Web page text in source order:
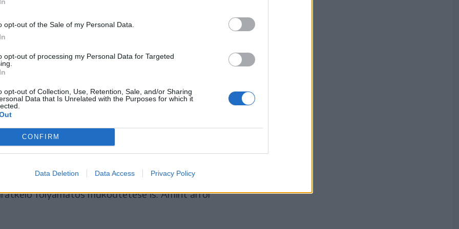
opt-out of the Sale of my Personal Data.
opt-out of processing my Personal Data for Targeted
opt-out of Collection, Use, Retention, Sale, and/or Sharing
Data that Is Unrelated with the Purposes for which it
CONFIRM
Data Deletion Data Access Privacy Policy
Maros-híd pillérei még jól láthatók a
híd a régi helyén épülne fel. A két ország
dél-nyugati régióját kötné össze az Arad
szakasszal.
sajtószolgálat azonban arról nem tesz
készülne el az új Maros-híd.
Kübekháza határátkelőt
az Óbéba és Kübekháza között évente
folyamatos működtetése is. Amint arról